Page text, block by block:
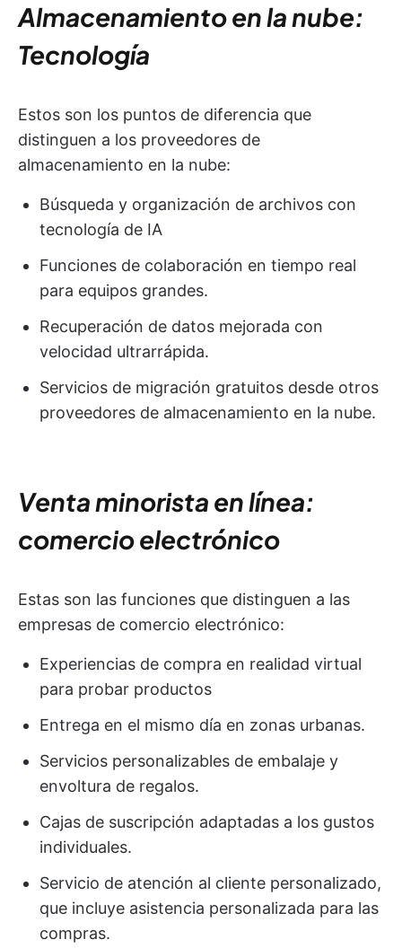
Almacenamiento en la nube:
Tecnología
Estos son los puntos de diferencia que
distinguen a los proveedores de
almacenamiento en la nube:
Búsqueda y organización de archivos con
tecnología de IA
Funciones de colaboración en tiempo real
para equipos grandes.
Recuperación de datos mejorada con
velocidad ultrarrápida.
Servicios de migración gratuitos desde otros
proveedores de almacenamiento en la nube.
Venta minorista en línea:
comercio electrónico
Estas son las funciones que distinguen a las
empresas de comercio electrónico:
Experiencias de compra en realidad virtual
para probar productos
Entrega en el mismo día en zonas urbanas.
Servicios personalizables de embalaje y
envoltura de regalos.
Cajas de suscripción adaptadas a los gustos
individuales.
Servicio de atención al cliente personalizado,
que incluye asistencia personalizada para las
compras.